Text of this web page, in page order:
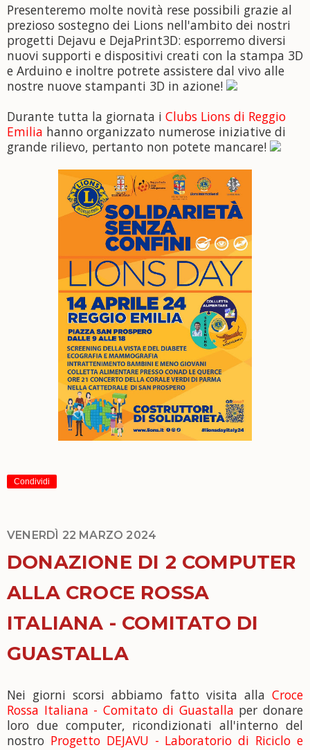
Presenteremo molte novità rese possibili grazie al
prezioso sostegno dei Lions nell'ambito dei nostri
progetti Dejavu e DejaPrint3D: esporremo diversi
nuovi supporti e dispositivi creati con la stampa 3D
e Arduino e inoltre potrete assistere dal vivo alle
nostre nuove stampanti 3D in azione!
Durante tutta la giornata i Clubs Lions di Reggio
Emilia hanno organizzato numerose iniziative di
grande rilievo, pertanto non potete mancare!
Condividi
VENERDÌ 22 MARZO 2024
DONAZIONE DI 2 COMPUTER
ALLA CROCE ROSSA
ITALIANA - COMITATO DI
GUASTALLA
Nei giorni scorsi abbiamo fatto visita alla Croce
Rossa Italiana - Comitato di Guastalla per donare
loro due computer, ricondizionati all'interno del
nostro Progetto DEJAVU - Laboratorio di Riciclo e